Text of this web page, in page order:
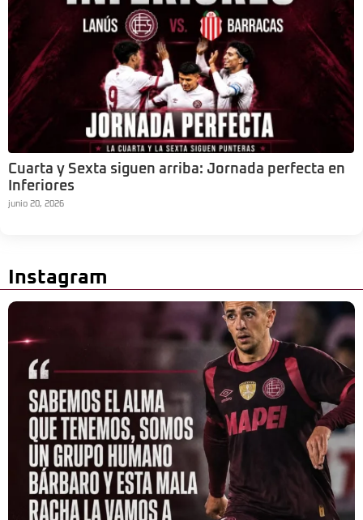
Cuarta y Sexta siguen arriba: Jornada perfecta en
Inferiores
junio 20, 2026
Instagram